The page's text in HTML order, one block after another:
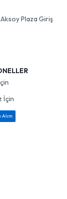
Plaza Giriş
İçin
Alım